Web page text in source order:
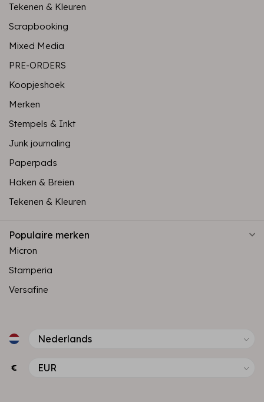
Tekenen & Kleuren
Scrapbooking
Mixed Media
PRE-ORDERS
Koopjeshoek
Merken
Stempels & Inkt
Junk journaling
Paperpads
Haken & Breien
Tekenen & Kleuren
Populaire merken
Micron
Stamperia
Versafine
€